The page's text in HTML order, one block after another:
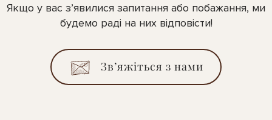
Якщо у вас з’явилися запитання або побажання, ми
будемо раді на них відповісти!
Зв’яжіться з нами